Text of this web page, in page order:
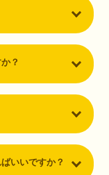
？
いいですか？